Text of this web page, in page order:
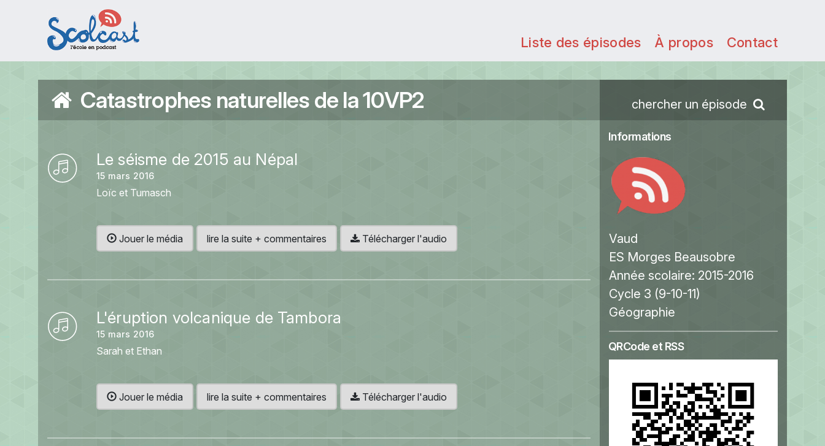
Aller au contenu principal
Liste des épisodes À propos Contact
Catastrophes naturelles de la 10VP2 chercher un épisode
Le séisme de 2015 au Népal
15 mars 2016
Loïc et Tumasch
Jouer le média lire la suite + commentaires Télécharger l'audio
L'éruption volcanique de Tambora
15 mars 2016
Sarah et Ethan
Jouer le média lire la suite + commentaires Télécharger l'audio
Informations
Vaud
ES Morges Beausobre
Année scolaire: 2015-2016
Cycle 3 (9-10-11)
Géographie
QRCode et RSS